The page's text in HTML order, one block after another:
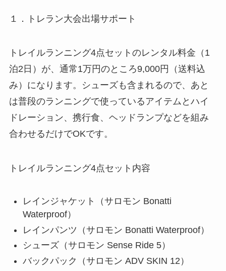
１．トレラン大会出場サポート
トレイルランニング4点セットのレンタル料金（1
泊2日）が、通常1万円のところ9,000円（送料込
み）になります。シューズも含まれるので、あと
は普段のランニングで使っているアイテムとハイ
ドレーション、携行食、ヘッドランプなどを組み
合わせるだけでOKです。
トレイルランニング4点セット内容
レインジャケット（サロモン Bonatti
Waterproof）
レインパンツ（サロモン Bonatti Waterproof）
シューズ（サロモン Sense Ride 5）
バックパック（サロモン ADV SKIN 12）